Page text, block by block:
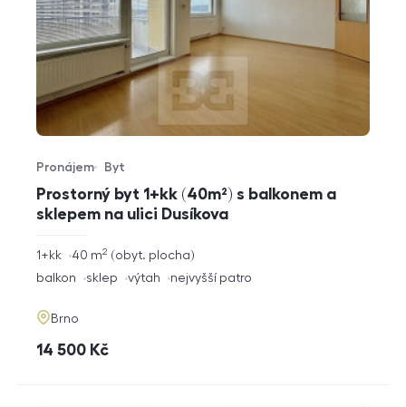
Prostorný byt 1+kk (40m²) s balkonem a
sklepem na ulici Dusíkova
Typ nabídky
Pronájem
Typ nemovitosti
Byt
rozměry
1+kk obyt. plocha
40 m2
funkce
balkon sklep výtah nejvyšší patro
adresa
Brno
cena
14 500 Kč